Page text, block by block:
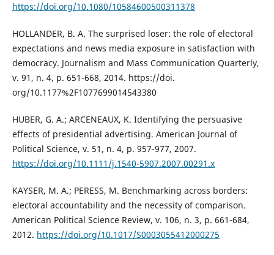
https://doi.org/10.1080/10584600500311378
HOLLANDER, B. A. The surprised loser: the role of electoral
expectations and news media exposure in satisfaction with
democracy. Journalism and Mass Communication Quarterly,
v. 91, n. 4, p. 651-668, 2014. https://doi.
org/10.1177%2F1077699014543380
HUBER, G. A.; ARCENEAUX, K. Identifying the persuasive
effects of presidential advertising. American Journal of
Political Science, v. 51, n. 4, p. 957-977, 2007.
https://doi.org/10.1111/j.1540-5907.2007.00291.x
KAYSER, M. A.; PERESS, M. Benchmarking across borders:
electoral accountability and the necessity of comparison.
American Political Science Review, v. 106, n. 3, p. 661-684,
2012. https://doi.org/10.1017/S0003055412000275